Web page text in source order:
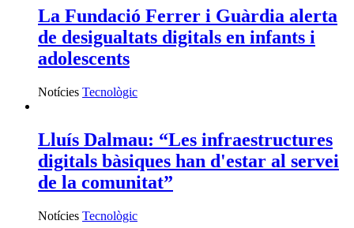
La Fundació Ferrer i Guàrdia alerta
de desigualtats digitals en infants i
adolescents
Notícies Tecnològic
Lluís Dalmau: “Les infraestructures
digitals bàsiques han d'estar al servei
de la comunitat”
Notícies Tecnològic